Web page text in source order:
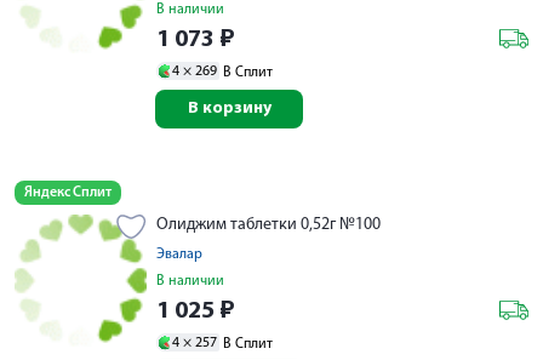
В наличии
1 073 ₽
4 × 269 В Сплит
В корзину
Яндекс Сплит
Олиджим таблетки 0,52г №100
Эвалар
В наличии
1 025 ₽
4 × 257 В Сплит